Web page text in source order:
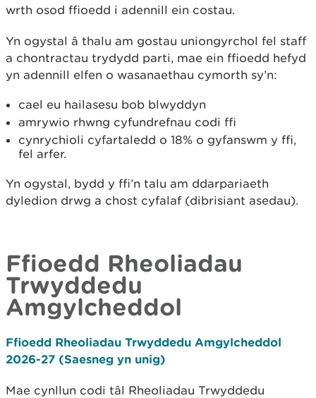
wrth osod ffioedd i adennill ein costau.
Yn ogystal â thalu am gostau uniongyrchol fel staff
a chontractau trydydd parti, mae ein ffioedd hefyd
yn adennill elfen o wasanaethau cymorth sy’n:
cael eu hailasesu bob blwyddyn
amrywio rhwng cyfundrefnau codi ffi
cynrychioli cyfartaledd o 18% o gyfanswm y ffi,
fel arfer.
Yn ogystal, bydd y ffi’n talu am ddarpariaeth
dyledion drwg a chost cyfalaf (dibrisiant asedau).
Ffioedd Rheoliadau
Trwyddedu
Amgylcheddol
Ffioedd Rheoliadau Trwyddedu Amgylcheddol
2026-27 (Saesneg yn unig)
Mae cynllun codi tâl Rheoliadau Trwyddedu